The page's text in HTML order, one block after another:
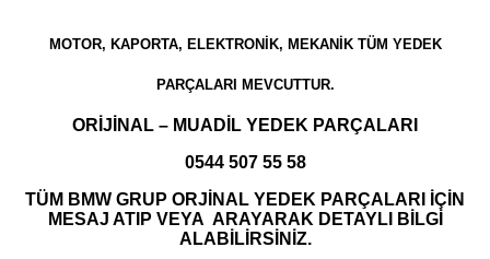
MOTOR, KAPORTA, ELEKTRONİK, MEKANİK TÜM YEDEK
PARÇALARI MEVCUTTUR.
ORİJİNAL – MUADİL YEDEK PARÇALARI
0544 507 55 58
TÜM BMW GRUP ORJİNAL YEDEK PARÇALARI İÇİN
MESAJ ATIP VEYA ARAYARAK DETAYLI BİLGİ
ALABİLİRSİNİZ.